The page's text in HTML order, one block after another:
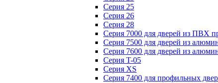
Серия 25
Серия 26
Серия 28
Серия 7000 для дверей из ПВХ
Серия 7500 для дверей из
Серия 7600 для дверей из
Серия T-05
Серия XS
Серия 7400 для профильных